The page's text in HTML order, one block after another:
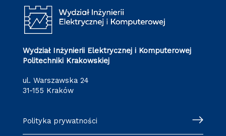
Wydział Inżynierii Elektrycznej i Komputerowej
Politechniki Krakowskiej
ul. Warszawska 24
31-155 Kraków
Polityka prywatności